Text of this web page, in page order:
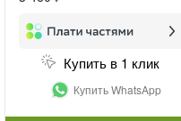
Купить в 1 клик
Купить WhatsApp